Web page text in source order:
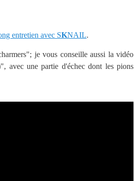
entretien avec SKNAIL.
je vous conseille aussi la vidéo
avec une partie d'échec dont les pions